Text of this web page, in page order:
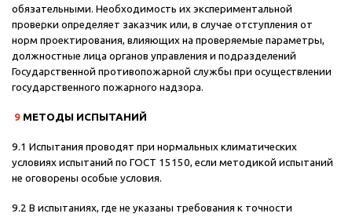
обязательными. Необходимость их экспериментальной
проверки определяет заказчик или, в случае отступления от
норм проектирования, влияющих на проверяемые параметры,
должностные лица органов управления и подразделений
Государственной противопожарной службы при осуществлении
государственного пожарного надзора.
9 МЕТОДЫ ИСПЫТАНИЙ
9.1 Испытания проводят при нормальных климатических
условиях испытаний по ГОСТ 15150, если методикой испытаний
не оговорены особые условия.
9.2 В испытаниях, где не указаны требования к точности